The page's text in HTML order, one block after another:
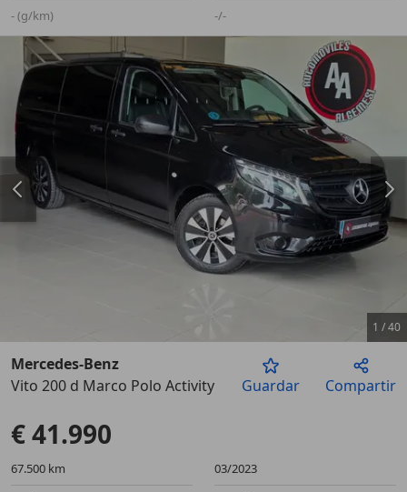
- (g/km)
-/-
Anterior
1 /40
Mercedes-Benz
Vito 200 d Marco Polo Activity LargoGuardar Compartir
€ 41.990
67.500 km
03/2023